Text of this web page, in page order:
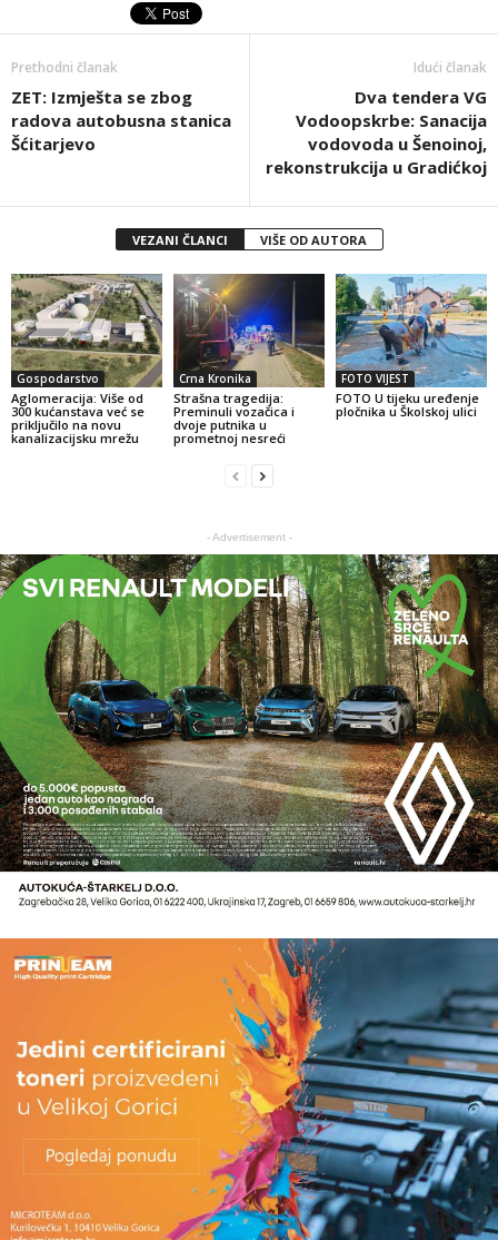
Prethodni članak
ZET: Izmješta se zbog
radova autobusna stanica
Šćitarjevo
Idući članak
Dva tendera VG
Vodoopskrbe: Sanacija
vodovoda u Šenoinoj,
rekonstrukcija u Gradićkoj
VEZANI ČLANCI VIŠE OD AUTORA
Gospodarstvo
Aglomeracija: Više od
300 kućanstava već se
priključilo na novu
kanalizacijsku mrežu
Crna Kronika
Strašna tragedija:
Preminuli vozačica i
dvoje putnika u
prometnoj nesreći
FOTO VIJEST
FOTO U tijeku uređenje
pločnika u Školskoj ulici
- Advertisement -